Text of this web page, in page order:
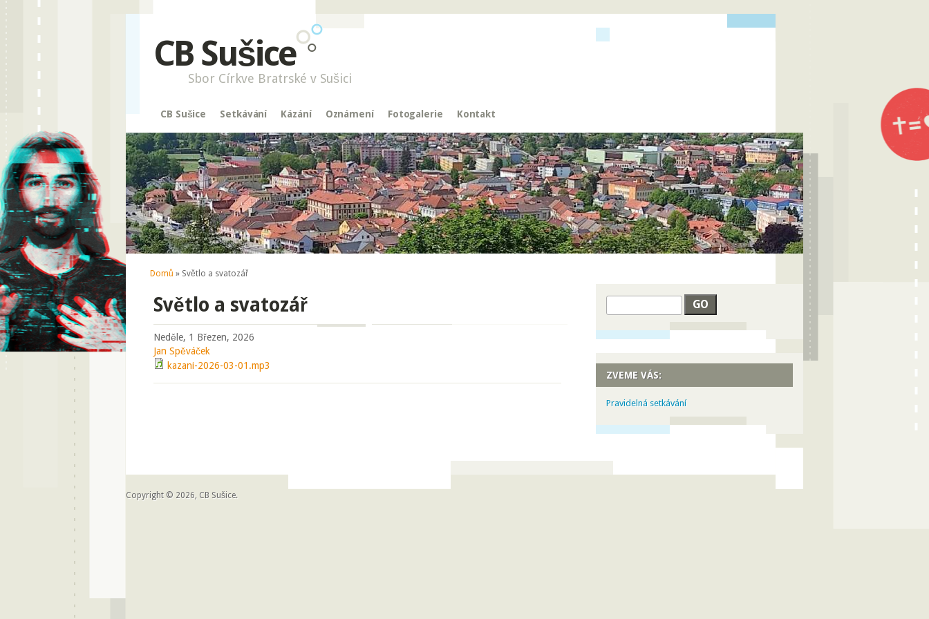
CB Sušice
Sbor Církve Bratrské v Sušici
CB Sušice Setkávání Kázání Oznámení Fotogalerie Kontakt
Jste zde
Domů » Světlo a svatozář
Světlo a svatozář
Neděle, 1 Březen, 2026
Jan Spěváček
kazani-2026-03-01.mp3
Hledat
ZVEME VÁS:
Pravidelná setkávání
Copyright © 2026, CB Sušice.